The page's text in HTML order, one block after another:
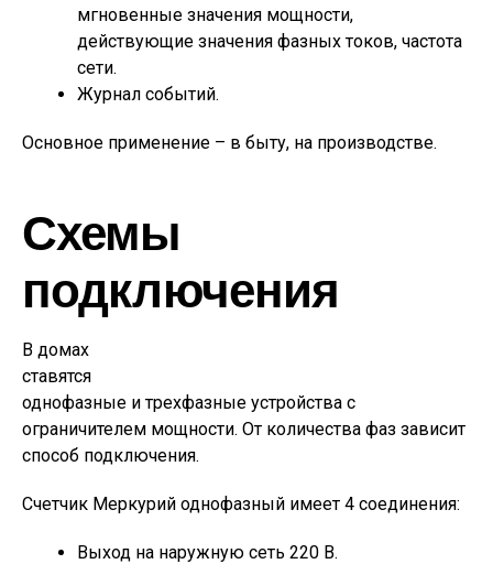
мгновенные значения мощности,
действующие значения фазных токов, частота
сети.
Журнал событий.
Основное применение – в быту, на производстве.
Схемы
подключения
В домах
ставятся
однофазные и трехфазные устройства с
ограничителем мощности. От количества фаз зависит
способ подключения.
Счетчик Меркурий однофазный имеет 4 соединения:
Выход на наружную сеть 220 В.